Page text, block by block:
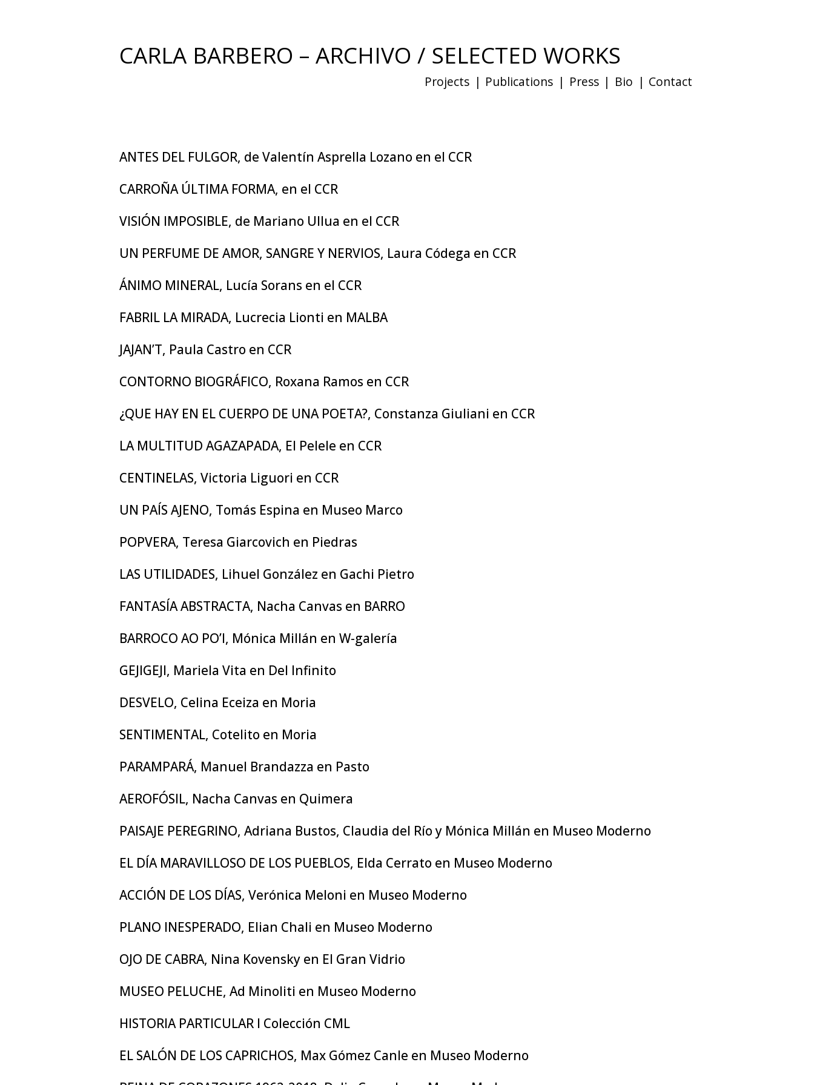
CARLA BARBERO – ARCHIVO / SELECTED WORKS
Projects | Publications | Press | Bio | Contact
ANTES DEL FULGOR, de Valentín Asprella Lozano en el CCR
CARROÑA ÚLTIMA FORMA, en el CCR
VISIÓN IMPOSIBLE, de Mariano Ullua en el CCR
UN PERFUME DE AMOR, SANGRE Y NERVIOS, Laura Códega en CCR
ÁNIMO MINERAL, Lucía Sorans en el CCR
FABRIL LA MIRADA, Lucrecia Lionti en MALBA
JAJAN’T, Paula Castro en CCR
CONTORNO BIOGRÁFICO, Roxana Ramos en CCR
¿QUE HAY EN EL CUERPO DE UNA POETA?, Constanza Giuliani en CCR
LA MULTITUD AGAZAPADA, El Pelele en CCR
CENTINELAS, Victoria Liguori en CCR
UN PAÍS AJENO, Tomás Espina en Museo Marco
POPVERA, Teresa Giarcovich en Piedras
LAS UTILIDADES, Lihuel González en Gachi Pietro
FANTASÍA ABSTRACTA, Nacha Canvas en BARRO
BARROCO AO PO’I, Mónica Millán en W-galería
GEJIGEJI, Mariela Vita en Del Infinito
DESVELO, Celina Eceiza en Moria
SENTIMENTAL, Cotelito en Moria
PARAMPARÁ, Manuel Brandazza en Pasto
AEROFÓSIL, Nacha Canvas en Quimera
PAISAJE PEREGRINO, Adriana Bustos, Claudia del Río y Mónica Millán en Museo Moderno
EL DÍA MARAVILLOSO DE LOS PUEBLOS, Elda Cerrato en Museo Moderno
ACCIÓN DE LOS DÍAS, Verónica Meloni en Museo Moderno
PLANO INESPERADO, Elian Chali en Museo Moderno
OJO DE CABRA, Nina Kovensky en El Gran Vidrio
MUSEO PELUCHE, Ad Minoliti en Museo Moderno
HISTORIA PARTICULAR I Colección CML
EL SALÓN DE LOS CAPRICHOS, Max Gómez Canle en Museo Moderno